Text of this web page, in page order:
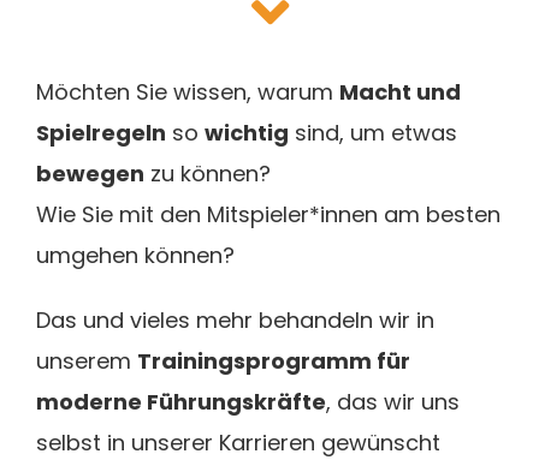
Möchten Sie wissen, warum Macht und
Spielregeln so wichtig sind, um etwas
bewegen zu können?
Wie Sie mit den Mitspieler*innen am besten
umgehen können?
Das und vieles mehr behandeln wir in
unserem Trainingsprogramm für
moderne Führungskräfte, das wir uns
selbst in unserer Karrieren gewünscht